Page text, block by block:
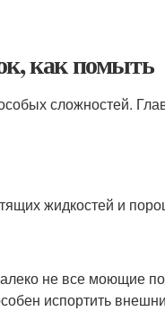
как помыть
сложностей.
жидкостей и
не все моющие
испортить